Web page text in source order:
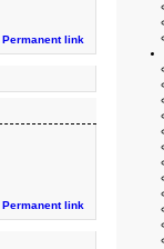
Permanent link
Permanent link